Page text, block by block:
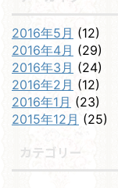
2016年5月 (12)
2016年4月 (29)
2016年3月 (24)
2016年2月 (12)
2016年1月 (23)
2015年12月 (25)
カテゴリー